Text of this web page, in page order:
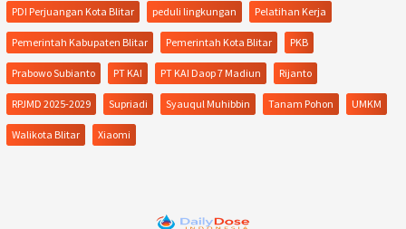
PDI Perjuangan Kota Blitar peduli lingkungan Pelatihan Kerja
Pemerintah Kabupaten Blitar Pemerintah Kota Blitar PKB
Prabowo Subianto PT KAI PT KAI Daop 7 Madiun Rijanto
RPJMD 2025-2029 Supriadi Syauqul Muhibbin Tanam Pohon UMKM
Walikota Blitar Xiaomi